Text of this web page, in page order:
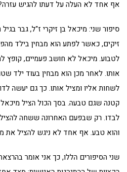
אף אחד לא העלה על דעתו להגיש
סיפור שני: מיכאל בן זיקרי ז"ל, גבר
זיקים, כאשר לפתע הוא מבחין בילד
לטבוע. מיכאל לא חושב פעמיים, קופץ
אותו. לאחר מכן הוא מבחין בעוד ילד
לשחות אליו ומציל אותו. כך גם יעשה
קטנה שגם טבעה. בסך הכול הציל
לבדו. רק שבפעם האחרונה ששחה להציל
והוא טבע. אף אחד לא ניגש להציל את
שני הסיפורים הללו, כך אני אומר